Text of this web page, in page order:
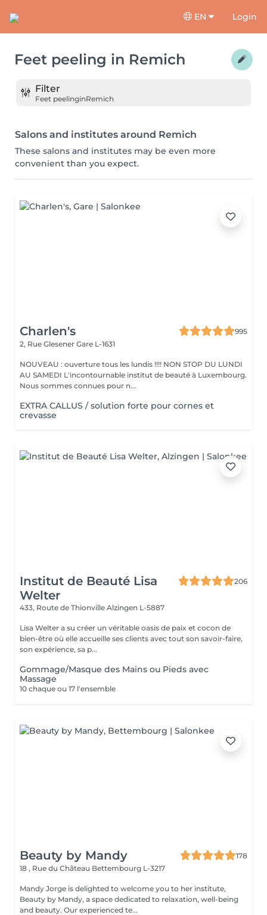
EN Login
Feet peeling in Remich
Filter
Feet peelinginRemich
Salons and institutes around Remich
These salons and institutes may be even more
convenient than you expect.
Charlen's
995
2, Rue Glesener Gare L-1631
NOUVEAU : ouverture tous les lundis !!!! NON STOP DU LUNDI
AU SAMEDI L'incontournable institut de beauté à Luxembourg.
Nous sommes connues pour n...
EXTRA CALLUS / solution forte pour cornes et
crevasse
Institut de Beauté Lisa
Welter
206
433, Route de Thionville Alzingen L-5887
Lisa Welter a su créer un véritable oasis de paix et cocon de
bien-être où elle accueille ses clients avec tout son savoir-faire,
son expérience, sa p...
Gommage/Masque des Mains ou Pieds avec
Massage
10 chaque ou 17 l'ensemble
Beauty by Mandy
178
18 , Rue du Château Bettembourg L-3217
Mandy Jorge is delighted to welcome you to her institute,
Beauty by Mandy, a space dedicated to relaxation, well-being
and beauty. Our experienced te...